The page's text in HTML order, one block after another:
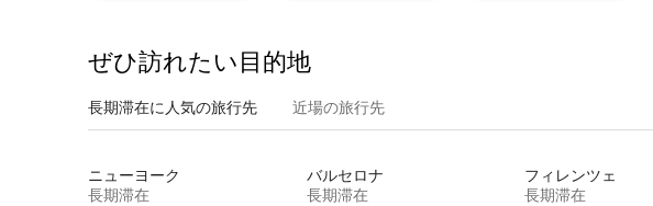
ぜひ訪⁠れ⁠た⁠い目⁠的⁠地
長期滞在に人気の旅行先 近場の旅行先
ニューヨーク
長期滞在
バルセロナ
長期滞在
フィレンツェ
長期滞在